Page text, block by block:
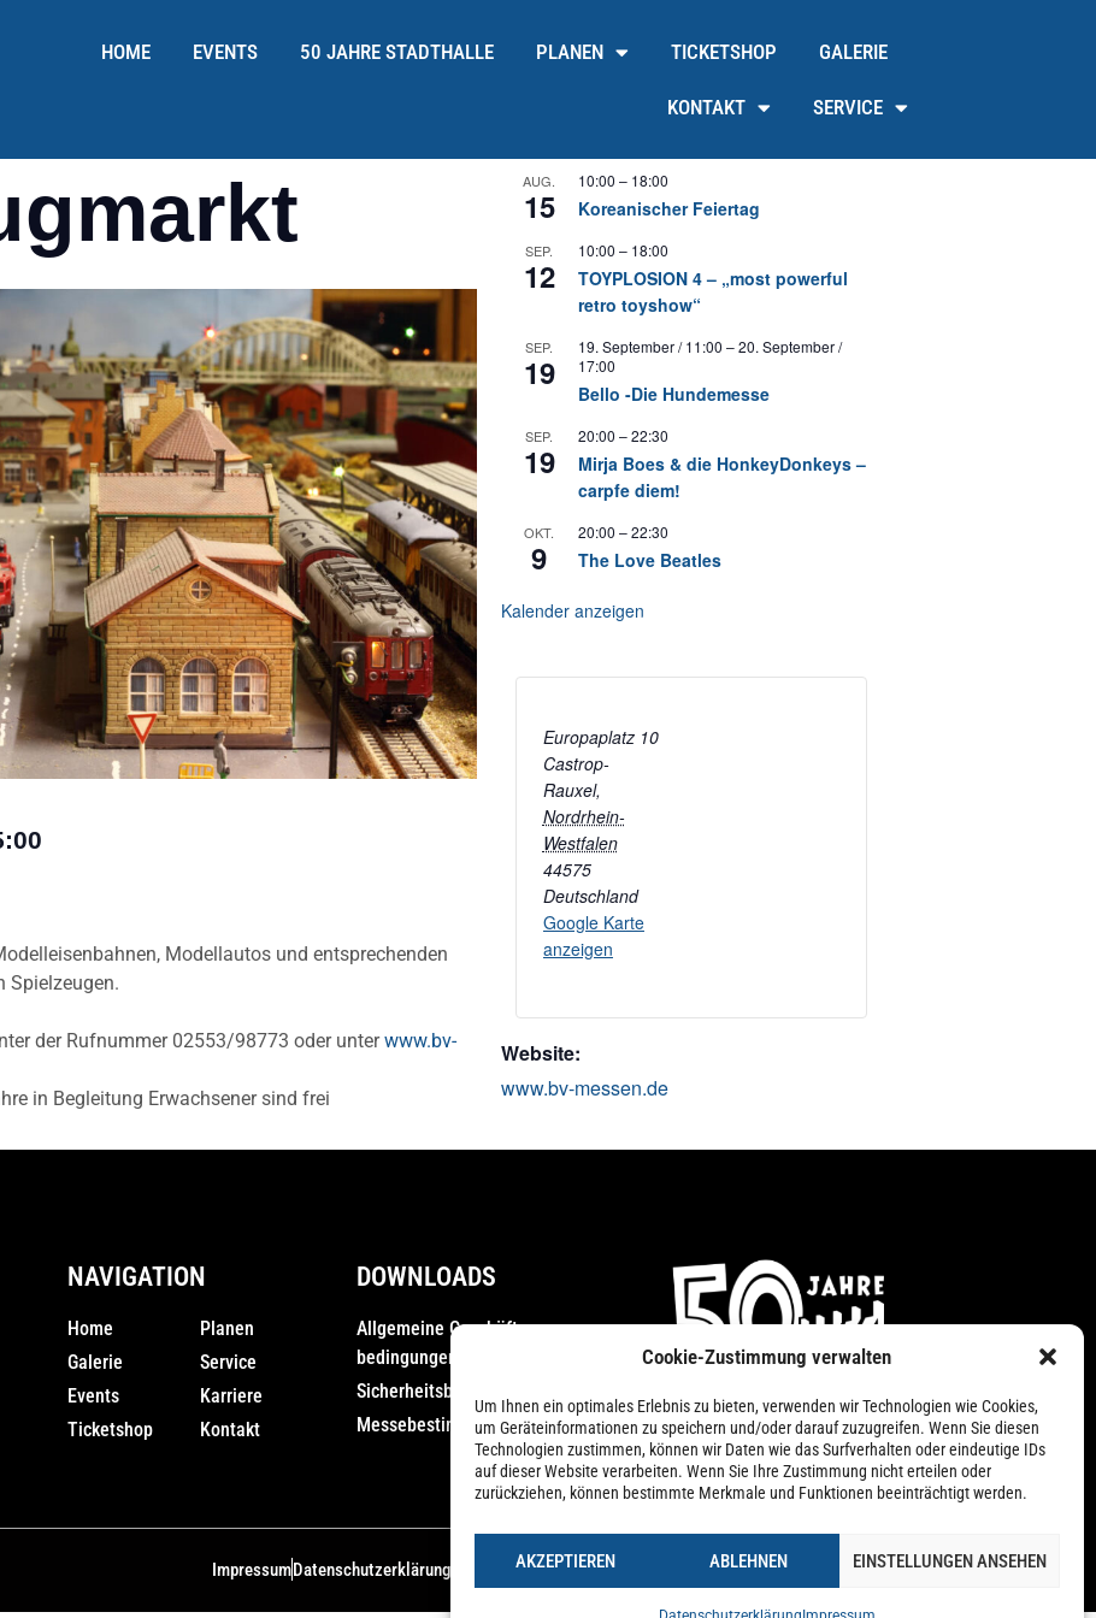
Cookie-Zustimmung verwalten
Um Ihnen ein optimales Erlebnis zu bieten, verwenden wir Technologien wie Cookies,
um Geräteinformationen zu speichern und/oder darauf zuzugreifen. Wenn Sie diesen
Technologien zustimmen, können wir Daten wie das Surfverhalten oder eindeutige IDs
auf dieser Website verarbeiten. Wenn Sie Ihre Zustimmung nicht erteilen oder
zurückziehen, können bestimmte Merkmale und Funktionen beeinträchtigt werden.
AKZEPTIEREN ABLEHNEN EINSTELLUNGEN ANSEHEN
HOME EVENTS 50 JAHRE STADTHALLE PLANEN TICKETSHOP GALERIE
KONTAKT SERVICE
Modellautos und entsprechenden
Spielzeugen.
der Rufnummer 02553/98773 oder unterwww.bv-
in Begleitung Erwachsener sind frei
AUG.
15
10:00 – 18:00
Koreanischer Feiertag
SEP.
12
10:00 – 18:00
TOYPLOSION 4 – „most powerful
retro toyshow“
SEP.
19
19. September / 11:00 –20. September /
17:00
Bello -Die Hundemesse
SEP.
19
20:00 –22:30
Mirja Boes & die HonkeyDonkeys –
carpfe diem!
OKT.
9
20:00 –22:30
The Love Beatles
Kalender anzeigen
Europaplatz 10
Castrop-
Rauxel,
Nordrhein-
Westfalen
44575
Deutschland
Google Karte
anzeigen
Website:
www.bv-messen.de
NAVIGATION
Home
Galerie
Events
Ticketshop
Planen
Service
Karriere
Kontakt
DOWNLOADS
Allgemeine Geschäfts­
bedingungen (AGB)
Sicherheitsbestimmungen
Messebestimmungen
ImpressumDatenschutzerklärung Cookie-Richtlinie (EU)